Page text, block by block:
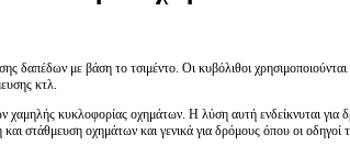
δαπέδων με βάση το τσιμέντο. Οι κυβόλιθοι
κτλ.
κυκλοφορίας οχημάτων. Η λύση αυτή ενδείκνυται
στάθμευση οχημάτων και γενικά για δρόμους όπου οι